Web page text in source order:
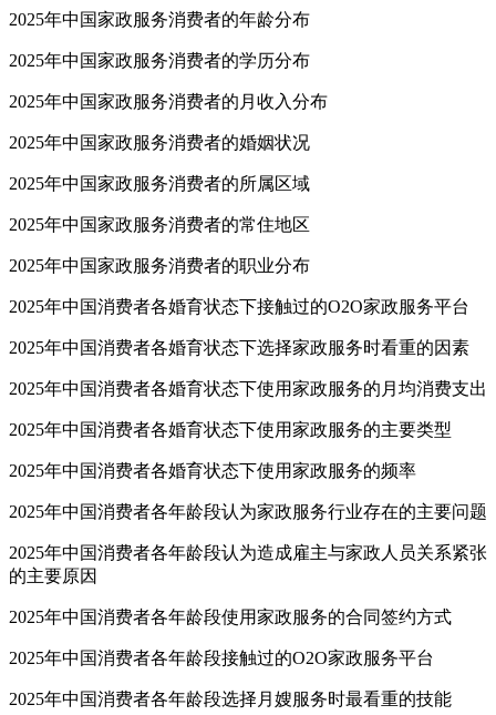
2025年中国家政服务消费者的年龄分布
2025年中国家政服务消费者的学历分布
2025年中国家政服务消费者的月收入分布
2025年中国家政服务消费者的婚姻状况
2025年中国家政服务消费者的所属区域
2025年中国家政服务消费者的常住地区
2025年中国家政服务消费者的职业分布
2025年中国消费者各婚育状态下接触过的O2O家政服务平台
2025年中国消费者各婚育状态下选择家政服务时看重的因素
2025年中国消费者各婚育状态下使用家政服务的月均消费支出
2025年中国消费者各婚育状态下使用家政服务的主要类型
2025年中国消费者各婚育状态下使用家政服务的频率
2025年中国消费者各年龄段认为家政服务行业存在的主要问题
2025年中国消费者各年龄段认为造成雇主与家政人员关系紧张
的主要原因
2025年中国消费者各年龄段使用家政服务的合同签约方式
2025年中国消费者各年龄段接触过的O2O家政服务平台
2025年中国消费者各年龄段选择月嫂服务时最看重的技能